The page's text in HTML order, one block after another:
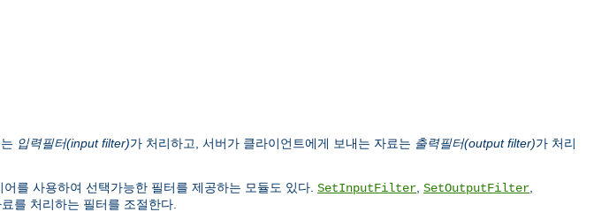
입력필터(input filter)가 처리하고, 서버가 클라이언트에게 보내는 자료는 출력필터(output filter)가 처리
를 사용하여 선택가능한 필터를 제공하는 모듈도 있다. SetInputFilter SetOutputFilter
를 처리하는 필터를 조절한다.